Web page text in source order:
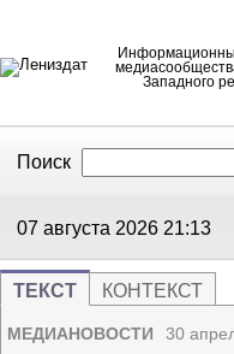
Западного
Поиск
07 августа 2026 21:13
ТЕКСТ КОНТЕКСТ
МЕДИАНОВОСТИ 30